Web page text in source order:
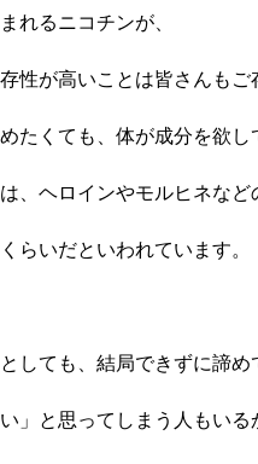
れるニコチンが、
性が高いことは皆さんもご
たくても、体が成分を欲し
、ヘロインやモルヒネなど
らいだといわれています。
しても、結局できずに諦め
い」と思ってしまう人もいる